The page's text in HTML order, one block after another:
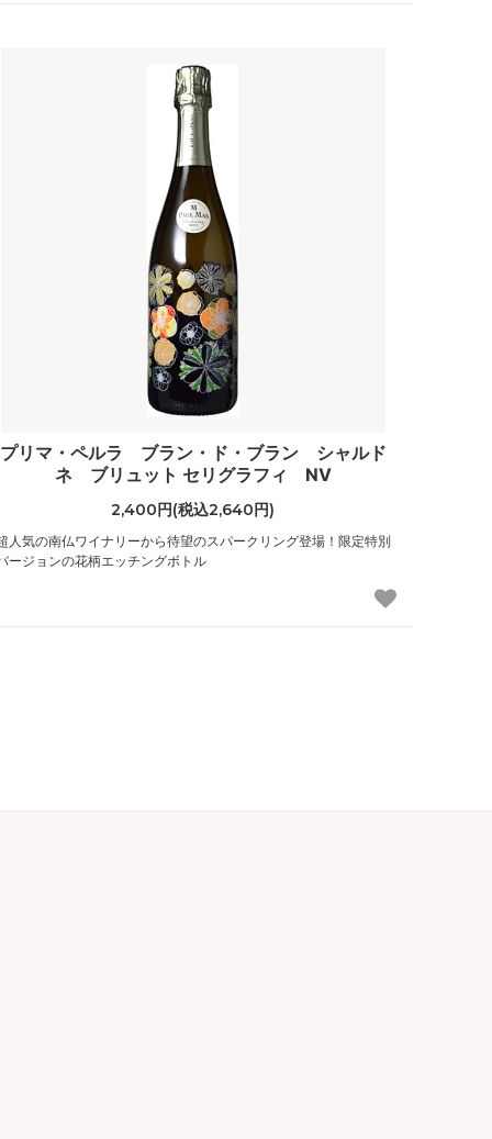
プリマ・ペルラ ブラン・ド・ブラン シャルド
ネ ブリュット セリグラフィ NV
2,400円(税込2,640円)
人気の南仏ワイナリーから待望のスパークリング登場！限定特別
ージョンの花柄エッチングボトル